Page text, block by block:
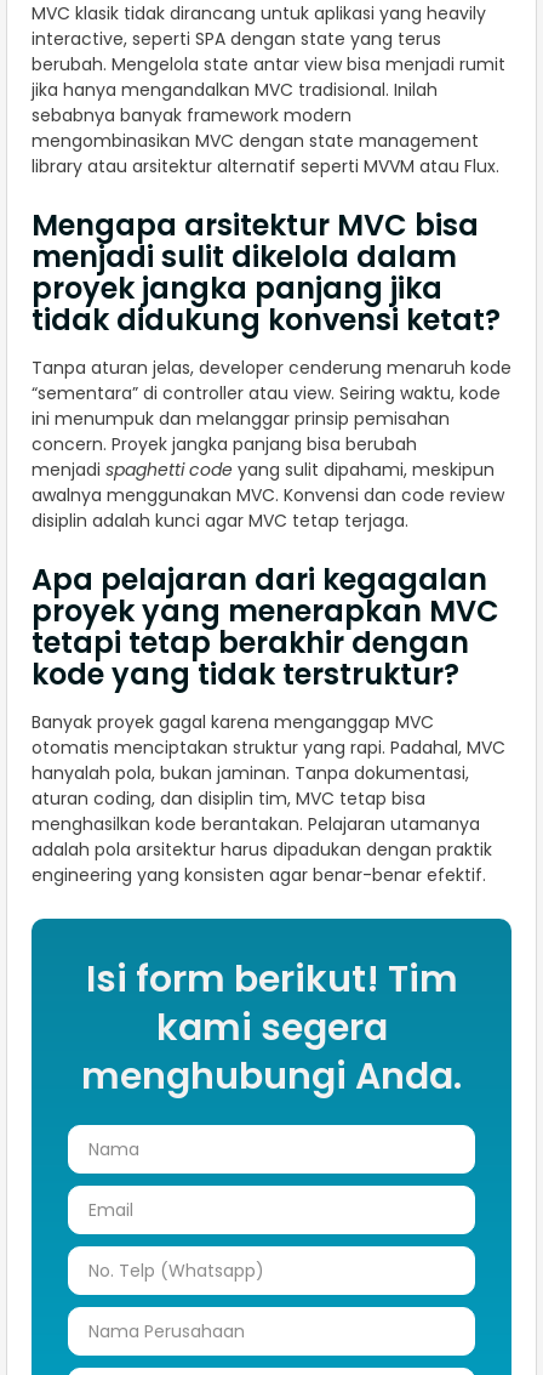
MVC klasik tidak dirancang untuk aplikasi yang heavily
interactive, seperti SPA dengan state yang terus
berubah. Mengelola state antar view bisa menjadi rumit
jika hanya mengandalkan MVC tradisional. Inilah
sebabnya banyak framework modern
mengombinasikan MVC dengan state management
library atau arsitektur alternatif seperti MVVM atau Flux.
Mengapa arsitektur MVC bisa
menjadi sulit dikelola dalam
proyek jangka panjang jika
tidak didukung konvensi ketat?
Tanpa aturan jelas, developer cenderung menaruh kode
“sementara” di controller atau view. Seiring waktu, kode
ini menumpuk dan melanggar prinsip pemisahan
concern. Proyek jangka panjang bisa berubah
menjadi spaghetti code yang sulit dipahami, meskipun
awalnya menggunakan MVC. Konvensi dan code review
disiplin adalah kunci agar MVC tetap terjaga.
Apa pelajaran dari kegagalan
proyek yang menerapkan MVC
tetapi tetap berakhir dengan
kode yang tidak terstruktur?
Banyak proyek gagal karena menganggap MVC
otomatis menciptakan struktur yang rapi. Padahal, MVC
hanyalah pola, bukan jaminan. Tanpa dokumentasi,
aturan coding, dan disiplin tim, MVC tetap bisa
menghasilkan kode berantakan. Pelajaran utamanya
adalah pola arsitektur harus dipadukan dengan praktik
engineering yang konsisten agar benar-benar efektif.
Isi form berikut! Tim
kami segera
menghubungi Anda.